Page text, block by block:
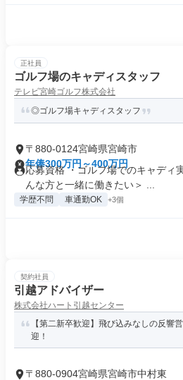
正社員
ゴルフ場のキャディスタッフ
テレビ宮崎ゴルフ株式会社
◎ゴルフ場キャディスタッフ
〒880-0124宮崎県宮崎市
年俸300万円～400万円
応募資格 ・ゴルフ場でのキャディ
んな方と一緒に働きたい＞ ...
学歴不問 車通勤OK +3個
契約社員
引越アドバイザー
株式会社ハート引越センター
【第二新卒歓迎】飛び込みなしの反響
迎！
〒880-0904宮崎県宮崎市中村東